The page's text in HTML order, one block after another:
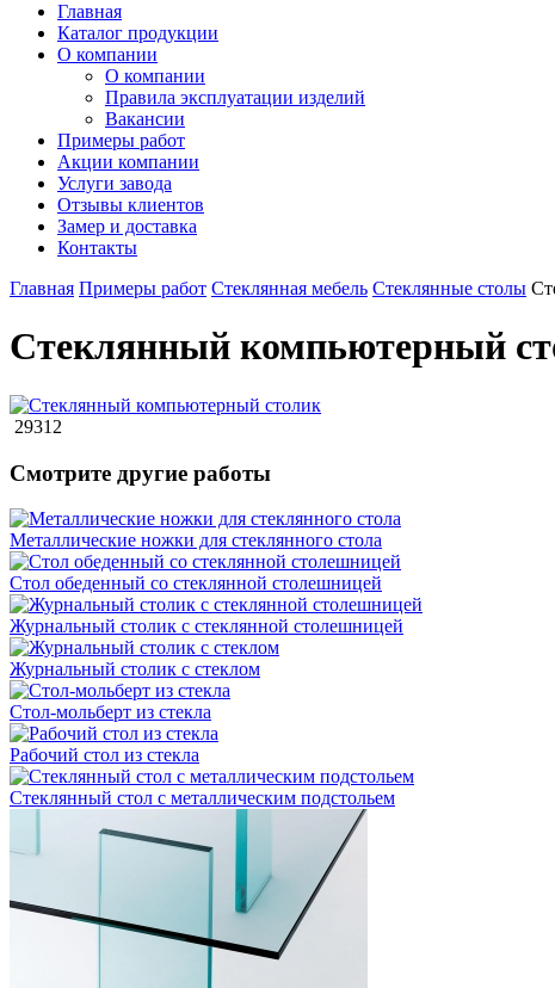
Главная
Каталог продукции
О компании
О компании
Правила эксплуатации изделий
Вакансии
Примеры работ
Акции компании
Услуги завода
Отзывы клиентов
Замер и доставка
Контакты
Главная Примеры работ Стеклянная мебель Стеклянные столы
Стеклянный компьютерный
29312
Смотрите другие работы
Металлические ножки для стеклянного стола
Стол обеденный со стеклянной столешницей
Журнальный столик с стеклянной столешницей
Журнальный столик с стеклом
Стол-мольберт из стекла
Рабочий стол из стекла
Стеклянный стол с металлическим подстольем